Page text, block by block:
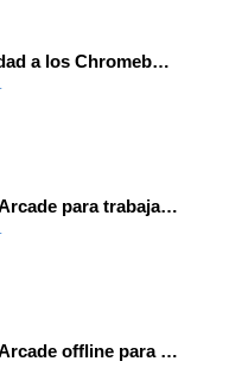
Dale una oportunidad a los Chromebooks y utiliza un proyector para realizar talleres si no tienes pantallas táctiles
Instala MakeCode Arcade para trabajar offline en tu tablet, ordenador, Chromebook
Instala MakeCode Arcade offline para programar grandes juegos sin necesidad de Internet